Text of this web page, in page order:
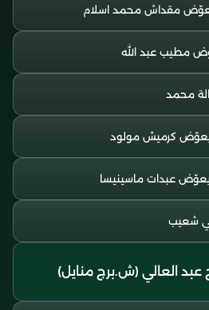
محمد
يعوّض كرميش مولود
شعيب
العالي (ش.برج منايل)